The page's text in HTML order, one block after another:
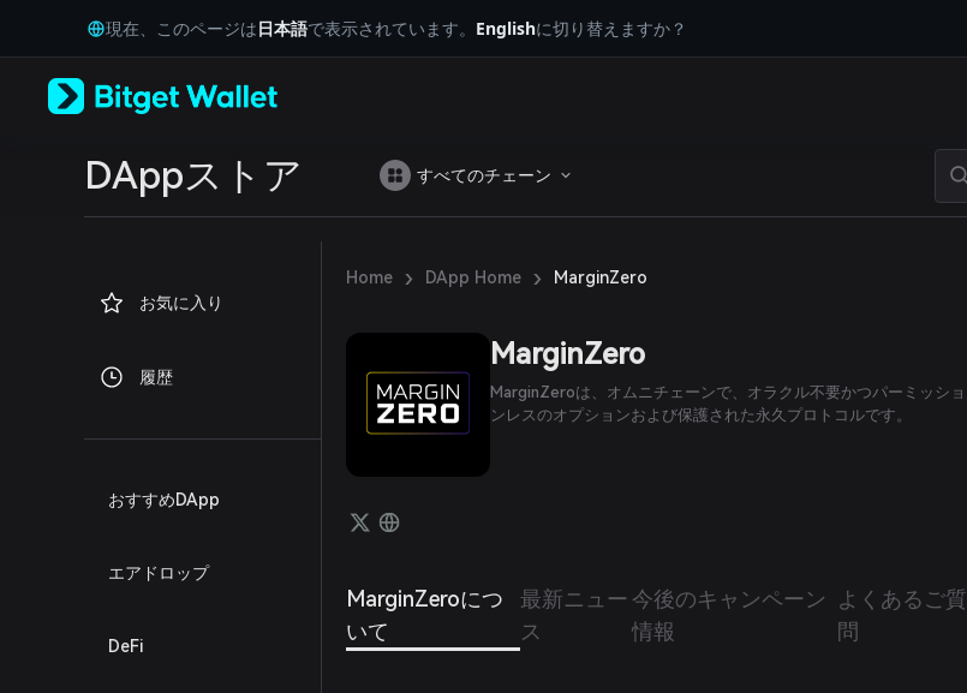
Tiếng Việt
Русский
Español (Latinoamérica)
Português (Portugal)
Bahasa Indonesia
Español (Argentina)
現在、このページは日本語で表示されています。 Englishに切り替えますか？
DAppストア すべてのチェーン
お気に入り
履歴
おすすめDApp
エアドロップ
DeFi
Home › DApp Home › MarginZero
MarginZero
MarginZeroは、オムニチェーンで、オラクル不要かつパーミッショ
ンレスのオプションおよび保護された永久プロトコルです。
MarginZeroにつ
いて
最新ニュー
ス
今後のキャンペーン
情報
よくあるご質
問